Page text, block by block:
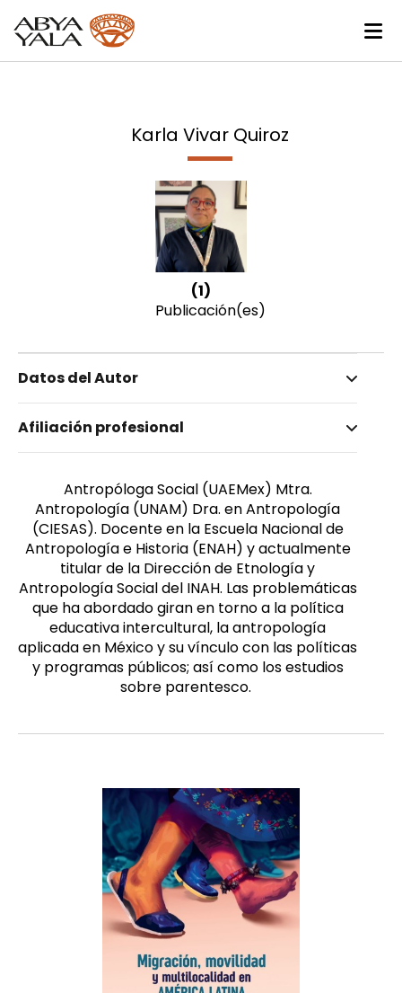
Karla Vivar Quiroz
(1)
Publicación(es)
Datos del Autor
Vivar Quiroz, Karla
Afiliación profesional
Antropóloga Social (UAEMex) Mtra.
Antropología (UNAM) Dra. en Antropología
(CIESAS). Docente en la Escuela Nacional de
Antropología e Historia (ENAH) y actualmente
titular de la Dirección de Etnología y
Antropología Social del INAH. Las problemáticas
que ha abordado giran en torno a la política
educativa intercultural, la antropología
aplicada en México y su vínculo con las políticas
y programas públicos; así como los estudios
sobre parentesco.